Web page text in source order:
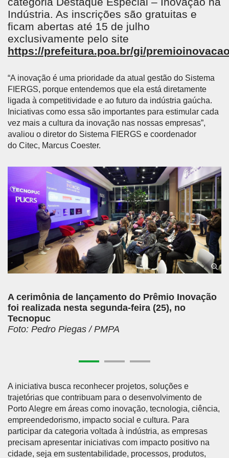
Indústria. As inscrições são gratuitas e
ficam abertas até 15 de julho
exclusivamente pelo site
https://prefeitura.poa.br/gi/
“A inovação é uma prioridade da atual gestão do Sistema
FIERGS, porque entendemos que ela está diretamente
ligada à competitividade e ao futuro da indústria gaúcha.
Iniciativas como essa são importantes para estimular cada
vez mais a cultura da inovação nas nossas empresas”,
avaliou o diretor do Sistema FIERGS e coordenador
do Citec, Marcus Coester.
A cerimônia de lançamento do Prêmio Inovação
foi realizada nesta segunda-feira (25), no
Tecnopuc
Foto: Pedro Piegas / PMPA
Anterior
A iniciativa busca reconhecer projetos, soluções e
trajetórias que contribuam para o desenvolvimento de
Porto Alegre em áreas como inovação, tecnologia, ciência,
empreendedorismo, impacto social e cultura. Para
participar da categoria voltada à indústria, as empresas
precisam apresentar iniciativas com impacto positivo na
cidade, seja em sustentabilidade, processos, produtos,